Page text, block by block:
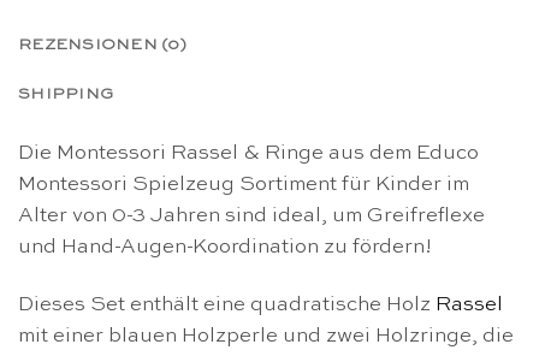
REZENSIONEN (0)
SHIPPING
Die Montessori Rassel & Ringe aus dem Educo
Montessori Spielzeug Sortiment für Kinder im
Alter von 0-3 Jahren sind ideal, um Greifreflexe
und Hand-Augen-Koordination zu fördern!
Dieses Set enthält eine quadratische Holz Rassel
mit einer blauen Holzperle und zwei Holzringe, die